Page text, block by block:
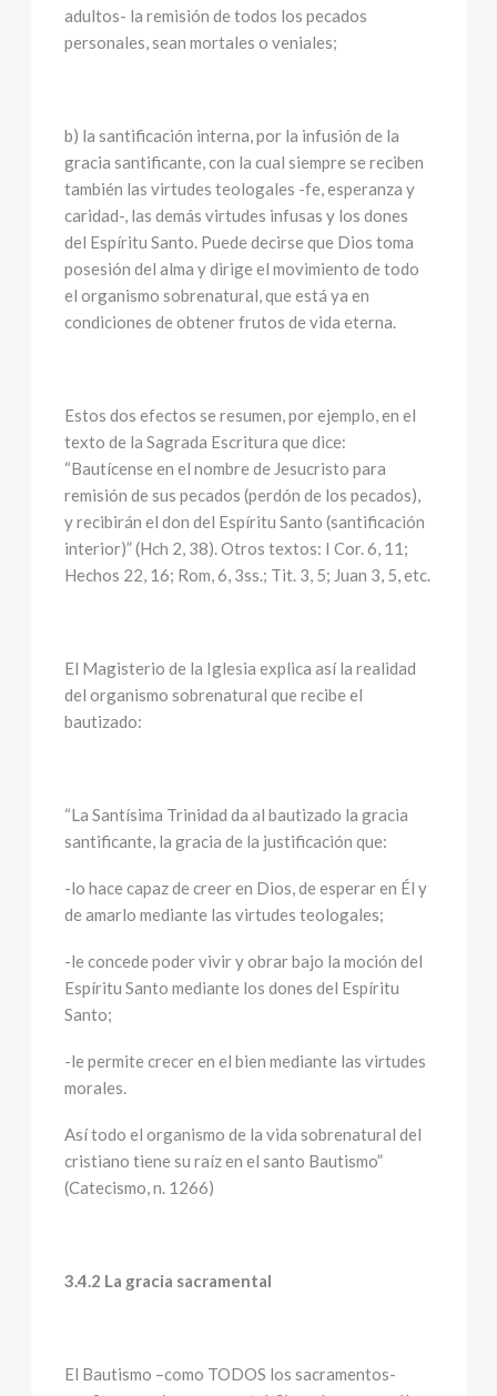
adultos- la remisión de todos los pecados
personales, sean mortales o veniales;
b) la santificación interna, por la infusión de la
gracia santificante, con la cual siempre se reciben
también las virtudes teologales -fe, esperanza y
caridad-, las demás virtudes infusas y los dones
del Espíritu Santo. Puede decirse que Dios toma
posesión del alma y dirige el movimiento de todo
el organismo sobrenatural, que está ya en
condiciones de obtener frutos de vida eterna.
Estos dos efectos se resumen, por ejemplo, en el
texto de la Sagrada Escritura que dice:
“Bautícense en el nombre de Jesucristo para
remisión de sus pecados (perdón de los pecados),
y recibirán el don del Espíritu Santo (santificación
interior)” (Hch 2, 38). Otros textos: I Cor. 6, 11;
Hechos 22, 16; Rom, 6, 3ss.; Tit. 3, 5; Juan 3, 5, etc.
El Magisterio de la Iglesia explica así la realidad
del organismo sobrenatural que recibe el
bautizado:
“La Santísima Trinidad da al bautizado la gracia
santificante, la gracia de la justificación que:
-lo hace capaz de creer en Dios, de esperar en Él y
de amarlo mediante las virtudes teologales;
-le concede poder vivir y obrar bajo la moción del
Espíritu Santo mediante los dones del Espíritu
Santo;
-le permite crecer en el bien mediante las virtudes
morales.
Así todo el organismo de la vida sobrenatural del
cristiano tiene su raíz en el santo Bautismo”
(Catecismo, n. 1266)
3.4.2 La gracia sacramental
El Bautismo –como TODOS los sacramentos-